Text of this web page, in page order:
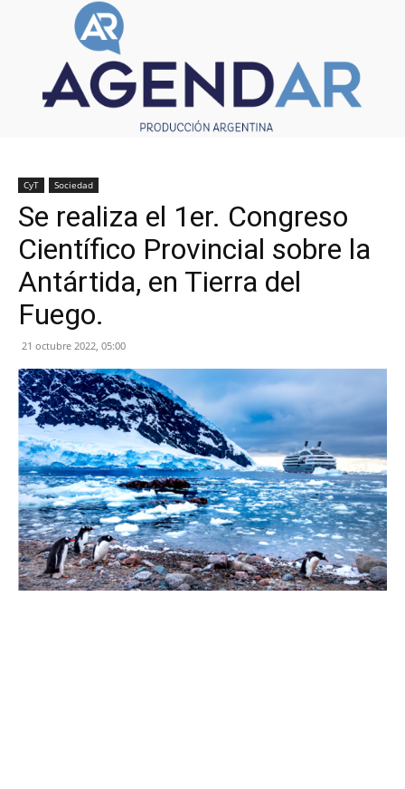
CyT Sociedad
Se realiza el 1er. Congreso
Científico Provincial sobre la
Antártida, en Tierra del
Fuego.
21 octubre 2022, 05:00